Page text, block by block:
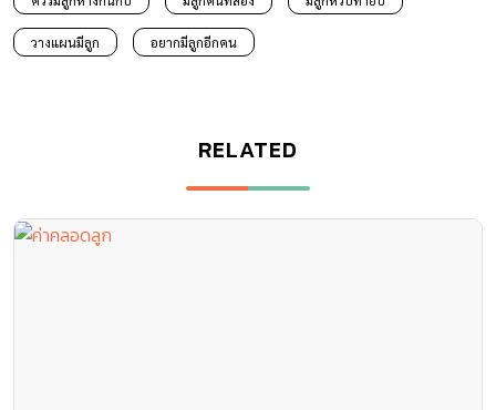
วางแผนมีลูก อยากมีลูกอีกคน
RELATED